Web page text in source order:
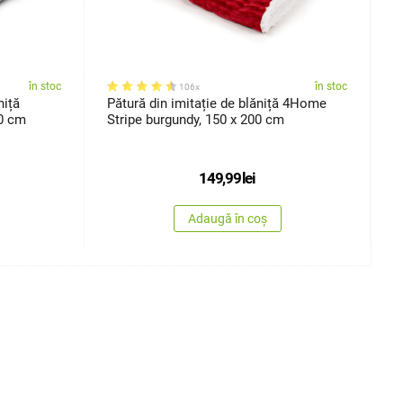
în stoc
cm
106x în stoc
Pătură din imitație de blăniță 4Home
Stripe burgundy, 150 x 200 cm
149,99lei
Adaugă în coș